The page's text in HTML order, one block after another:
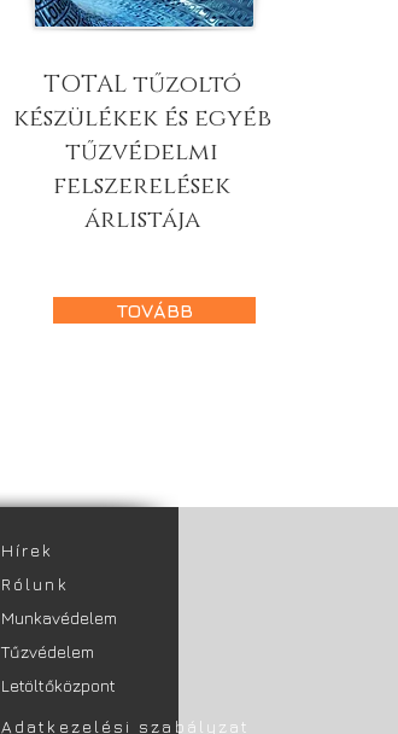
TOTAL tűzoltó
készülékek és egyéb
tűzvédelmi
felszerelések
árlistája
TOVÁBB
​Hírek
Rólunk
Munkavédelem
Tűzvédelem
Letöltőközpont
Adatkezelési szabályzat